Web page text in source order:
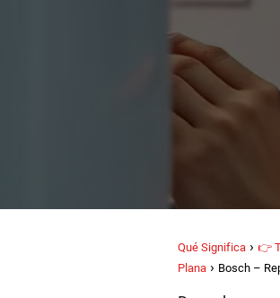
Qué Significa 👉
Plana
Bosch –